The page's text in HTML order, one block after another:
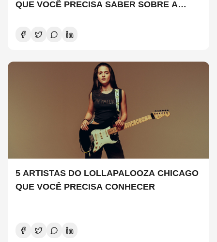
QUE VOCÊ PRECISA SABER SOBRE A
5 ARTISTAS DO LOLLAPALOOZA CHICAGO
QUE VOCÊ PRECISA CONHECER